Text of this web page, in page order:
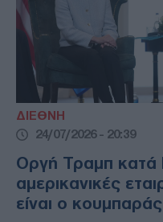
ΔΙΕΘΝΗ
24/07/2026 - 20:39
Οργή Τραμπ κατά
αμερικανικές
είναι ο